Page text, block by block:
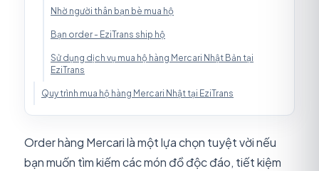
Nhờ người thân bạn bè mua hộ
Bạn order - EziTrans ship hộ
Sử dụng dịch vụ mua hộ hàng Mercari Nhật Bản tại
EziTrans
Quy trình mua hộ hàng Mercari Nhật tại EziTrans
Order hàng Mercari là một lựa chọn tuyệt vời nếu
bạn muốn tìm kiếm các món đồ độc đáo, tiết kiệm